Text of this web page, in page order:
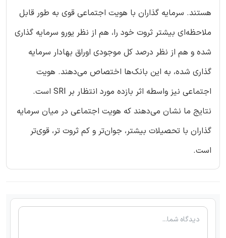
هستند. سرمایه گذاران با هویت اجتماعی قوی به طور قابل
ملاحظه‌ای بیشتر ثروت خود را، هم از نظر یورو سرمایه گذاری
شده و هم از نظر درصد کل موجودی اوراق بهادار سرمایه
گذاری شده، به این بانک‌ها اختصاص می‌دهند. هویت
اجتماعی نیز واسطه اثر بازده مورد انتظار بر SRI است.
نتایج ما نشان می‌دهند که هویت اجتماعی در میان سرمایه
گذاران با تحصیلات بیشتر، جوان‌تر و کم ثروت تر، قوی‌تر
است.